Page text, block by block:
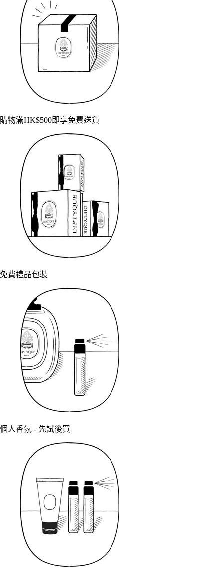
購物滿HK$500即享免費送貨
免費禮品包裝
個人香氛 - 先試後買